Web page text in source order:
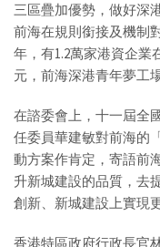
三區疊加優勢，做好深
前海在規則銜接及機制
年，有1.2萬家港資企業
元，前海深港青年夢工
在諮委會上，十一屆全
任委員華建敏對前海的
動方案作肯定，寄語前
升新城建設的品質，去
創新、新城建設上實現
香港特區政府行政長官